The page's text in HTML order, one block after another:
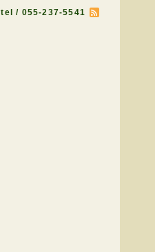
tel / 055-237-5541